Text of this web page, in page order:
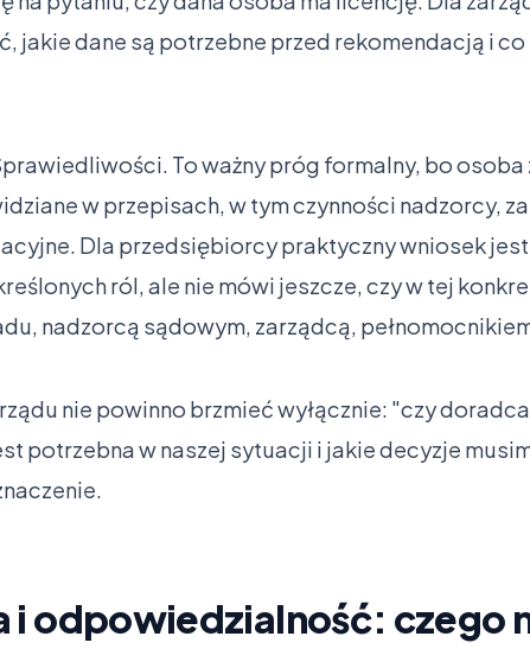
jakie dane są potrzebne przed rekomendacją i
To ważny próg formalny, bo osoba
w przepisach, w tym czynności nadzorcy,
Dla przedsiębiorcy praktyczny wniosek
ról, ale nie mówi jeszcze, czy w tej
nadzorcą sądowym, zarządcą,
nie powinno brzmieć wyłącznie: "czy
potrzebna w naszej sytuacji i jakie decyzje
i odpowiedzialność: czego